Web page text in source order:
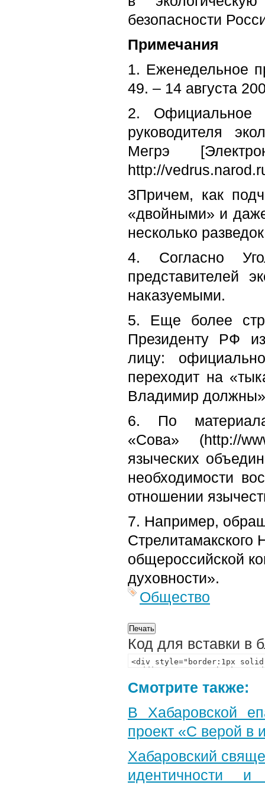
безопасности
Примечания
1. Еженедельное
49. – 14 августа
2.
руководителя
Мегрэ
http://vedrus.narod.
3Причем, как
«двойными» и
несколько
4. Согласно
представителей
наказуемыми.
5. Еще более
Президенту РФ
лицу:
переходит на
Владимир
6. По
«Сова» (http://
языческих
необходимости
отношении
7. Например,
общероссийской
духовности».
Общество
Код для вставки в
Смотрите также:
В Хабаровской
проект «С верой в
Хабаровский
идентичности